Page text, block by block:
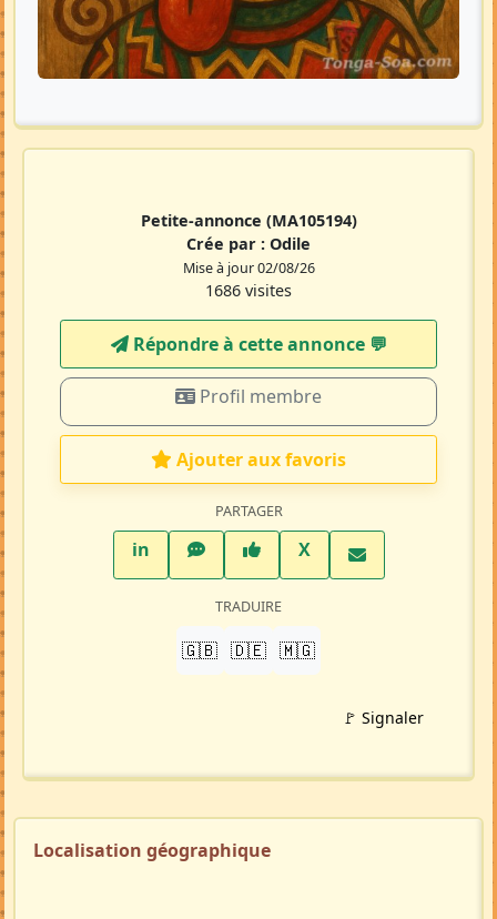
Petite-annonce (MA105194)
Crée par : Odile
Mise à jour 02/08/26
1686 visites
Répondre à cette annonce 💬​
Profil membre
Ajouter aux favoris
PARTAGER
inLinkedInWhatsAppFacebook
XTwitter X
TRADUIRE
🇬🇧 🇩🇪 🇲🇬
🚩 Signaler
Localisation géographique